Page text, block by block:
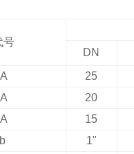
号
DN
25
20
15
1"